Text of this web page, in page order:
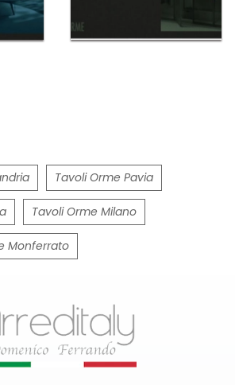
Tavoli Orme Pavia
Tavoli Orme Milano
Monferrato